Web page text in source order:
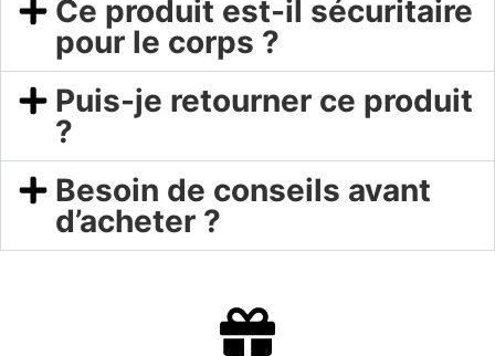
Ce produit est-il sécuritaire
pour le corps ?
Puis-je retourner ce produit
?
Besoin de conseils avant
d’acheter ?